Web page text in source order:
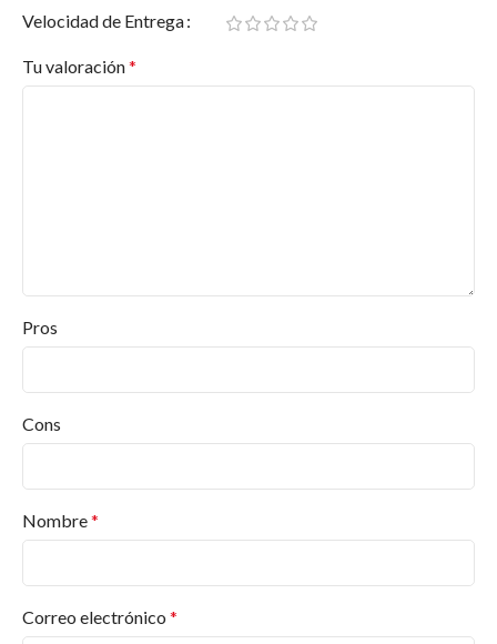
Velocidad de Entrega
Tu valoración*
Pros
Cons
Nombre*
Correo electrónico *